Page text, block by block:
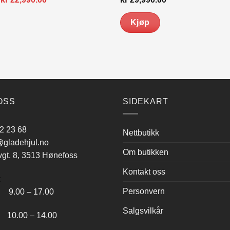
Kjøp
Alternativene
på
23 68
8, 3513 Hønefoss
– 17.00
– 14.00
SIDEKART
Nettbutikk
Om butikken
Kontakt oss
Personvern
Salgsvilkår